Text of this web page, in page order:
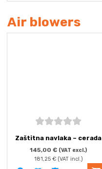
Air blowers
5
Zaštitna navlaka – cerada
145,00 € (VAT excl.)
181,25 €(VAT incl.)